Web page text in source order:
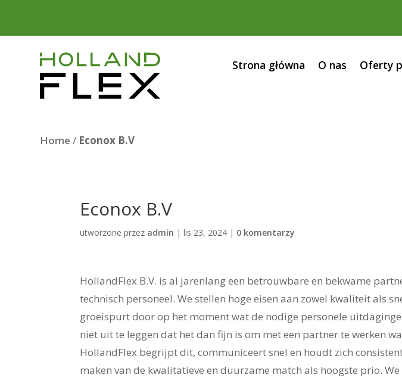
Strona główna O nas Oferty
Home / Econox B.V
Econox B.V
utworzone przez admin |lis 23, 2024 | 0 komentarzy
HollandFlex B.V. is al jarenlang een betrouwbare en bekwame
technisch personeel. We stellen hoge eisen aan zowel kwaliteit als
groeispurt door op het moment wat de nodige personele
niet uit te leggen dat het dan fijn is om met een partner te werken
HollandFlex begrijpt dit, communiceert snel en houdt zich
maken van de kwalitatieve en duurzame match als hoogste prio.